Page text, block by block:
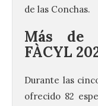
de las Conchas.
Más de
FÀCYL
Durante las
ofrecido 82